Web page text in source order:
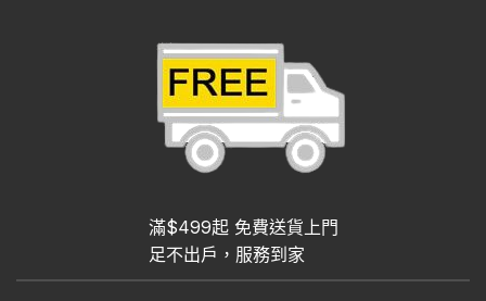
滿$499起 免費送貨上門
足不出戶，服務到家